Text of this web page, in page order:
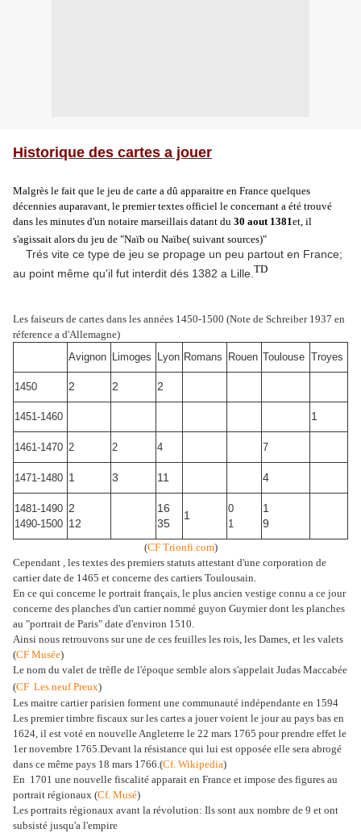
Historique des cartes a jouer
Malgrès le fait que le jeu de carte a dû apparaitre en France quelques
décennies auparavant, le premier textes officiel le concernant a été trouvé
dans les minutes d'un notaire marseillais datant du 30 aout 1381et, il
s'agissait alors du jeu de "Naïb ou Naïbe( suivant sources)"
Trés vite ce type de jeu se propage un peu partout en France;
au point même qu'il fut interdit dés 1382 a Lille. TD
Les faiseurs de cartes dans les années 1450-1500 (Note de Schreiber 1937 en
réference a d'Allemagne)
Avignon Limoges Lyon Romans Rouen Toulouse Troyes
1450 2 2 2
1451-1460 1
1461-1470 2 2 4 7
1471-1480 1 3 11 4
1481-1490
1490-1500
2
12
16
35
1
0
1
1
9
(CF Trionfi.com)
Cependant , les textes des premiers statuts attestant d'une corporation de
cartier date de 1465 et concerne des cartiers Toulousain.
En ce qui concerne le portrait français, le plus ancien vestige connu a ce jour
concerne des planches d'un cartier nommé guyon Guymier dont les planches
au "portrait de Paris" date d'environ 1510.
Ainsi nous retrouvons sur une de ces feuilles les rois, les Dames, et les valets
(CF Musée)
Le nom du valet de trèfle de l'époque semble alors s'appelait Judas Maccabée
(CF Les neuf Preux)
Les maitre cartier parisien forment une communauté indépendante en 1594
Les premier timbre fiscaux sur les cartes a jouer voient le jour au pays bas en
1624, il est voté en nouvelle Angleterre le 22 mars 1765 pour prendre effet le
1er novembre 1765.Devant la résistance qui lui est opposée elle sera abrogé
dans ce même pays 18 mars 1766.(Cf. Wikipedia)
En 1701 une nouvelle fiscalité apparait en France et impose des figures au
portrait régionaux (Cf. Musé)
Les portraits régionaux avant la révolution: Ils sont aux nombre de 9 et ont
subsisté jusqu'a l'empire